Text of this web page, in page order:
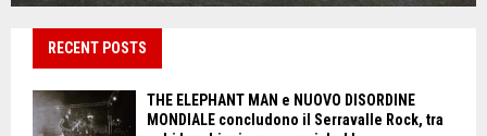
RECENT POSTS
THE ELEPHANT MAN e NUOVO DISORDINE
MONDIALE concludono il Serravalle Rock, tra